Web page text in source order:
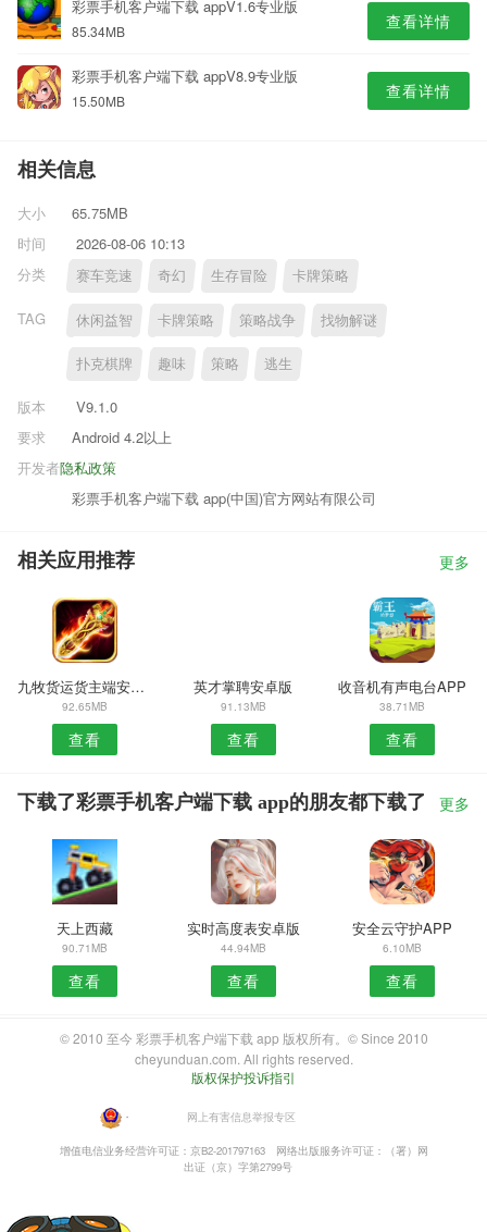
彩票手机客户端下载 appV1.6专业版
85.34MB 查看详情
彩票手机客户端下载 appV8.9专业版
15.50MB 查看详情
相关信息
大小
65.75MB
时间
2026-08-06 10:13
分类
赛车竞速 奇幻 生存冒险 卡牌策略
TAG 休闲益智 卡牌策略 策略战争 找物解谜
扑克棋牌 趣味 策略 逃生
版本
V9.1.0
要求
Android 4.2以上
隐私政策
开发者
彩票手机客户端下载 app(中国)官方网站有限公司
相关应用推荐 更多
九牧货运货主端安卓版
92.65MB
查看
英才掌聘安卓版
91.13MB
查看
收音机有声电台APP
38.71MB
查看
下载了彩票手机客户端下载 app的朋友都下载了 更多
天上西藏
90.71MB
查看
实时高度表安卓版
44.94MB
查看
安全云守护APP
6.10MB
查看
© 2010 至今 彩票手机客户端下载 app 版权所有。© Since 2010
cheyunduan.com. All rights reserved.
版权保护投诉指引
・ 网上有害信息举报专区
增值电信业务经营许可证：京B2-201797163
网络出版服务许可证：（署）网
出证（京）字第2799号